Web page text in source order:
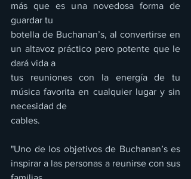
más que es una novedosa forma de
guardar tu
botella de Buchanan’s, al convertirse en
un altavoz práctico pero potente que le
dará vida a
tus reuniones con la energía de tu
música favorita en cualquier lugar y sin
necesidad de
cables.
"Uno de los objetivos de Buchanan’s es
inspirar a las personas a reunirse con sus